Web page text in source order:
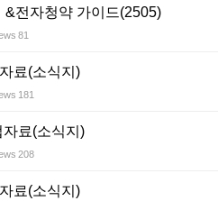
&전자청약 가이드(2505)
81
료(소식지)
181
료(소식지)
208
료(소식지)